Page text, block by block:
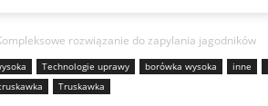
rozwiązanie do zapylania jagodników
Technologie uprawy borówka wysoka inne
Truskawka